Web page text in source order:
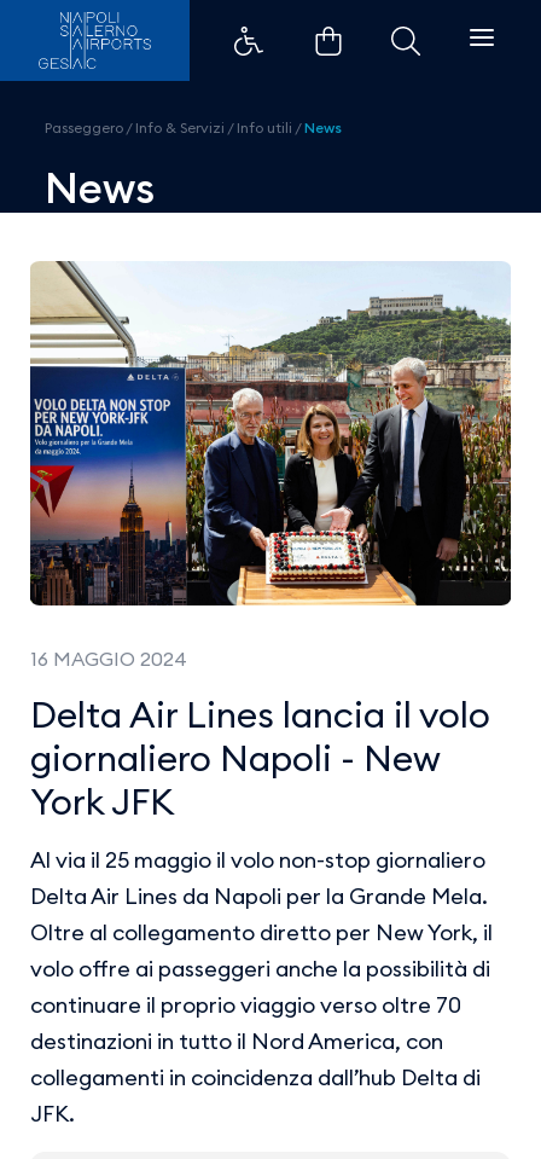
Delta Air Lines lancia il volo
Passeggero / Info & Servizi / Info utili /News
News
16 MAGGIO 2024
Delta Air Lines lancia il volo
giornaliero Napoli - New
York JFK
Al via il 25 maggio il volo non-stop giornaliero
Delta Air Lines da Napoli per la Grande Mela.
Oltre al collegamento diretto per New York, il
volo offre ai passeggeri anche la possibilità di
continuare il proprio viaggio verso oltre 70
destinazioni in tutto il Nord America, con
collegamenti in coincidenza dall’hub Delta di
JFK.